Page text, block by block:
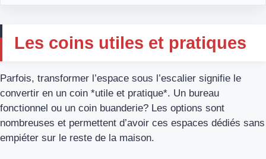
Les coins utiles et pratiques
Parfois, transformer l’espace sous l’escalier signifie le
convertir en un coin *utile et pratique*. Un bureau
fonctionnel ou un coin buanderie? Les options sont
nombreuses et permettent d’avoir ces espaces dédiés sans
empiéter sur le reste de la maison.